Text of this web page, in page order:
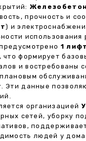
прочность и
) и
использования
1
, что формирует
и востребованы
. Эти данные
организацией
сетей, уборку
людей у